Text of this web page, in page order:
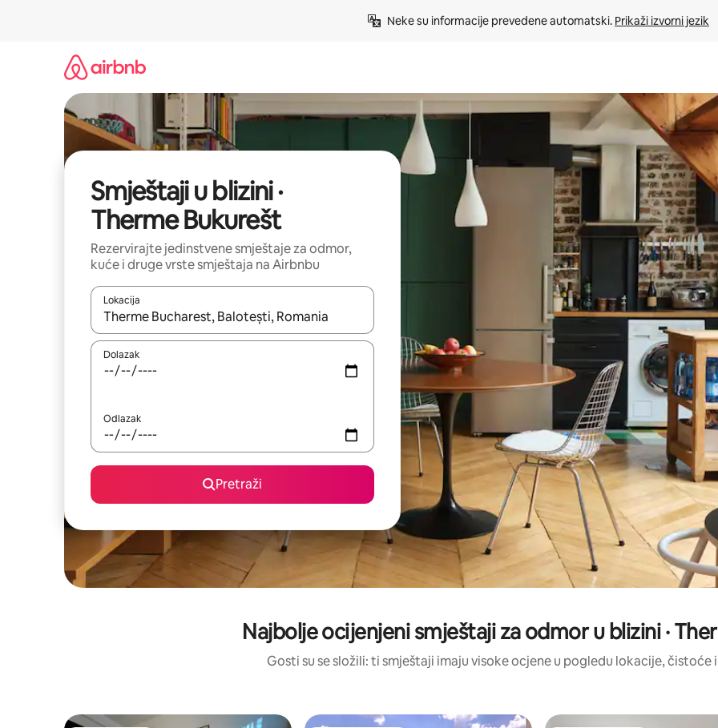
Neke su informacije prevedene automatski. Prikaži izvorni jezik
Smještaji u blizini ·
Therme Bukurešt
Rezervirajte jedinstvene smještaje za odmor,
kuće i druge vrste smještaja na Airbnbu
Lokacija
Kada budu dostupni rezultati, moći ćete ih pregledati koristeći se strelicama prema gore i prema dolje, kao i dodirom ili
Dolazak
Odlazak
Pretraži
Najbolje ocijenjeni smještaji za odmor u blizini ·
Gosti su se složili: ti smještaji imaju visoke ocjene u pogledu lokacije, čistoće